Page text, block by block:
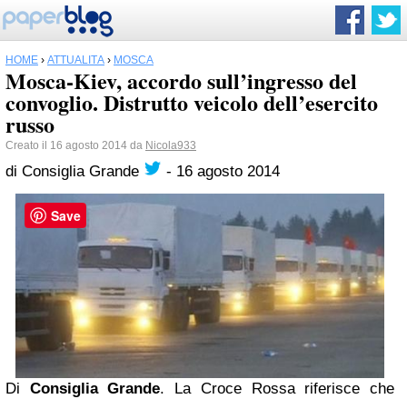
HOME › ATTUALITÀ › MOSCA
Mosca-Kiev, accordo sull’ingresso del
convoglio. Distrutto veicolo dell’esercito
russo
Creato il 16 agosto 2014 da Nicola933
di Consiglia Grande - 16 agosto 2014
Di Consiglia Grande. La Croce Rossa riferisce che
Save